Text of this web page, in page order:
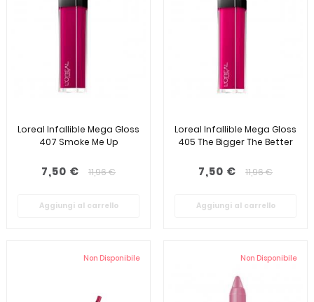
Loreal Infallible Mega Gloss
407 Smoke Me Up
7,50 € 11,96 €
Aggiungi al carrello
Loreal Infallible Mega Gloss
405 The Bigger The Better
7,50 € 11,96 €
Aggiungi al carrello
Non Disponibile Non Disponibile